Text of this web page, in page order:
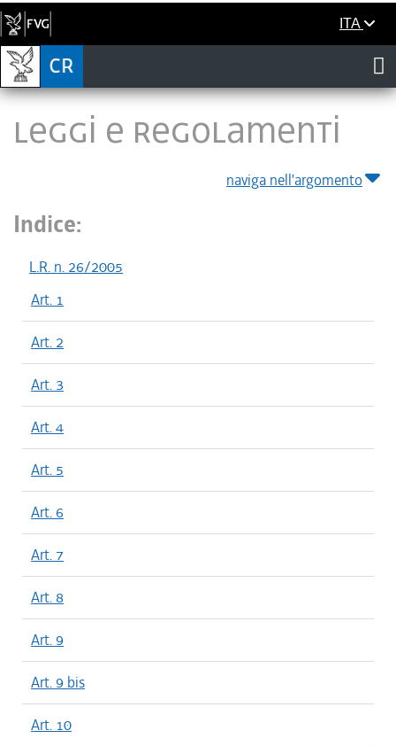
ITA
LEGGI E REGOLAMENTI
naviga nell'argomento
Indice:
L.R. n. 26/2005
Art. 1
Art. 2
Art. 3
Art. 4
Art. 5
Art. 6
Art. 7
Art. 8
Art. 9
Art. 9 bis
Art. 10